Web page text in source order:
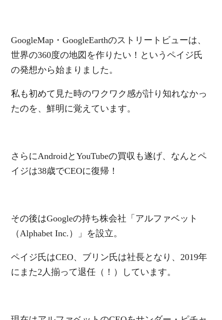
GoogleMap・GoogleEarthのストリートビューは、
世界の360度の地図を作りたい！というペイジ氏
の発想から始まりました。
私も初めて見た時のワクワク感が計り知れなかっ
たのを、鮮明に覚えています。
さらにAndroidとYouTubeの買収も遂げ、なんとペ
イジは38歳でCEOに復帰！
その後はGoogleの持ち株会社「アルファベット
（Alphabet Inc.）」を設立。
ペイジ氏はCEO、ブリン氏は社長となり、2019年
にまた2人揃って退任（！）しています。